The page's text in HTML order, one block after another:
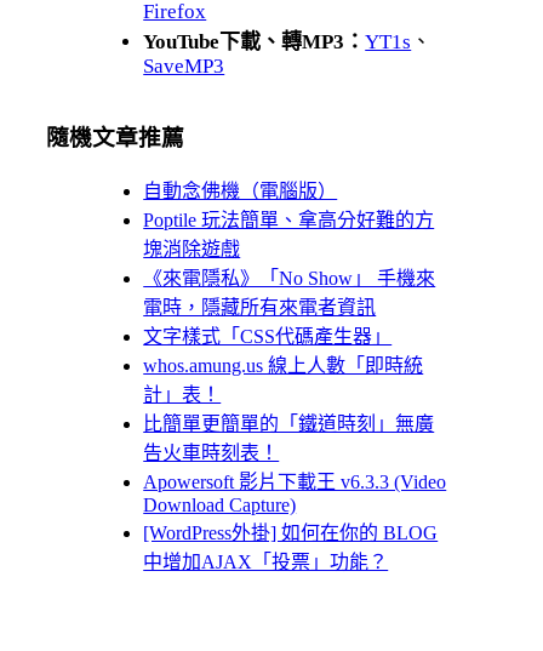
Firefox
YouTube下載、轉MP3：YT1s 、
SaveMP3
隨機文章推薦
自動念佛機（電腦版）
Poptile 玩法簡單、拿高分好難的方
塊消除遊戲
《來電隱私》「No Show」 手機來
電時，隱藏所有來電者資訊
文字樣式「CSS代碼產生器」
whos.amung.us 線上人數「即時統
計」表！
比簡單更簡單的「鐵道時刻」無廣
告火車時刻表！
Apowersoft 影片下載王 v6.3.3 (Video
Download Capture)
[WordPress外掛] 如何在你的 BLOG
中增加AJAX「投票」功能？